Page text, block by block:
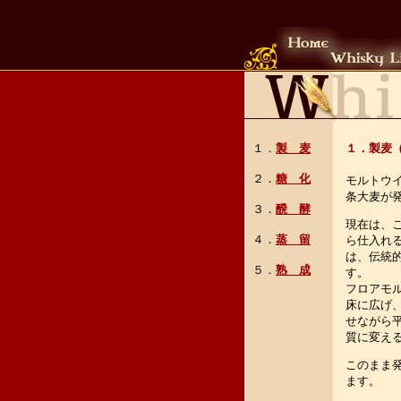
１． 製 麦
２． 糖 化
３． 醗 酵
４． 蒸 留
５． 熟 成
１．製麦
モルトウ
条大麦が
現在は、
ら仕入れ
は、伝統
す。
フロアモ
床に広げ
せながら
質に変え
このまま
ます。